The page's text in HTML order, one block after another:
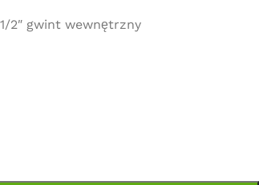
2″ gwint wewnętrzny